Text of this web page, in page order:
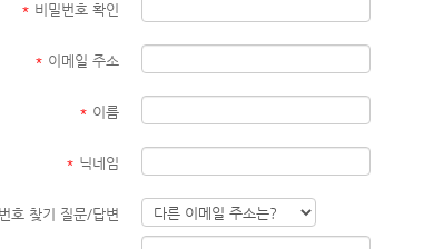
* 비밀번호 확인
* 이메일 주소
* 이름
* 닉네임
호 찾기 질문/답변